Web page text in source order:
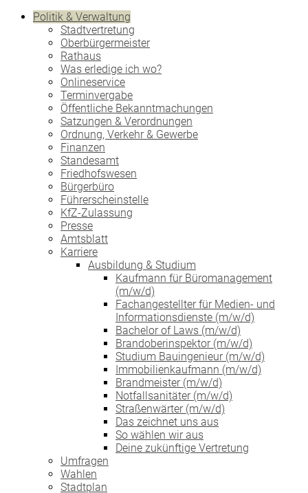
Politik & Verwaltung
Stadtvertretung
Oberbürgermeister
Rathaus
Was erledige ich wo?
Onlineservice
Terminvergabe
Öffentliche Bekanntmachungen
Satzungen & Verordnungen
Ordnung, Verkehr & Gewerbe
Finanzen
Standesamt
Friedhofswesen
Bürgerbüro
Führerscheinstelle
KfZ-Zulassung
Presse
Amtsblatt
Karriere
Ausbildung & Studium
Kaufmann für Büromanagement
(m/w/d)
Fachangestellter für Medien- und
Informationsdienste (m/w/d)
Bachelor of Laws (m/w/d)
Brandoberinspektor (m/w/d)
Studium Bauingenieur (m/w/d)
Immobilienkaufmann (m/w/d)
Brandmeister (m/w/d)
Notfallsanitäter (m/w/d)
Straßenwärter (m/w/d)
Das zeichnet uns aus
So wählen wir aus
Deine zukünftige Vertretung
Umfragen
Wahlen
Stadtplan